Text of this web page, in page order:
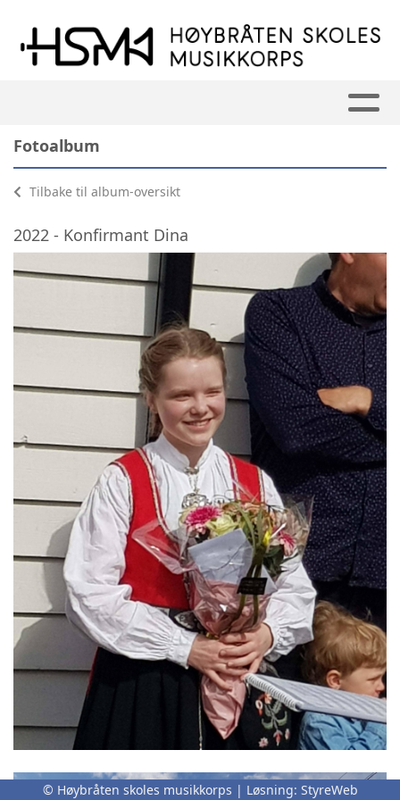
Fotoalbum
Tilbake til album-oversikt
2022 - Konfirmant Dina
© Høybråten skoles musikkorps | Løsning: StyreWeb